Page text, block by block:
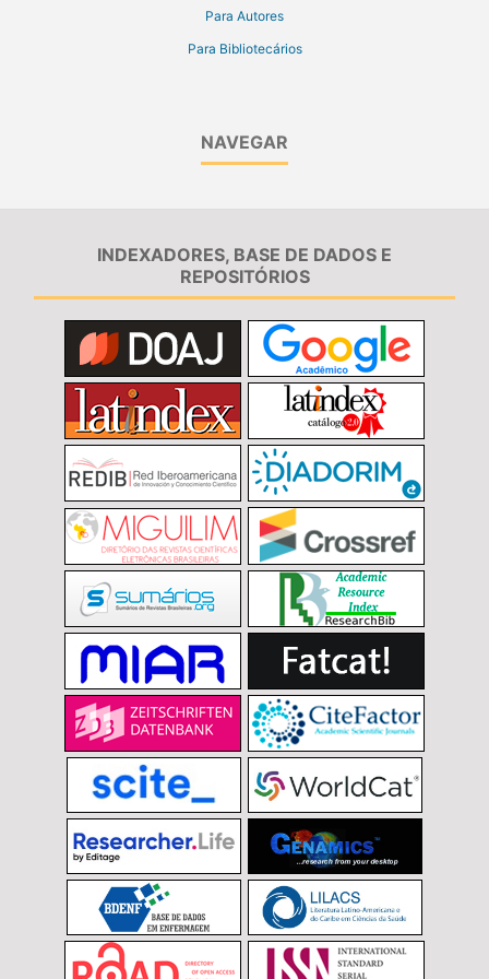
Para Autores
Para Bibliotecários
NAVEGAR
INDEXADORES, BASE DE DADOS E
REPOSITÓRIOS